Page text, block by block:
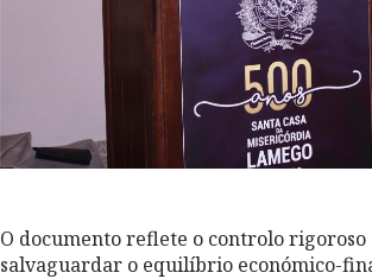
O documento reflete o controlo
salvaguardar o equilíbrio económico-